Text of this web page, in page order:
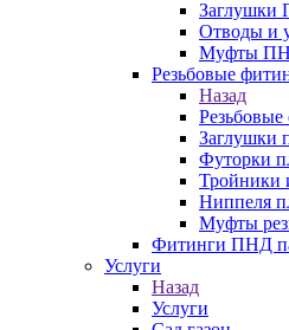
Отводы и
Муфты
Резьбовые
Назад
Заглушки
Футорки
Тройники
Ниппеля
Муфты
Фитинги ПНД
Услуги
Назад
Услуги